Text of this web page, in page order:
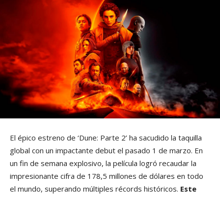
El épico estreno de ‘Dune: Parte 2’ ha sacudido la taquilla
global con un impactante debut el pasado 1 de marzo. En
un fin de semana explosivo, la película logró recaudar la
impresionante cifra de 178,5 millones de dólares en todo
el mundo, superando múltiples récords históricos. Este